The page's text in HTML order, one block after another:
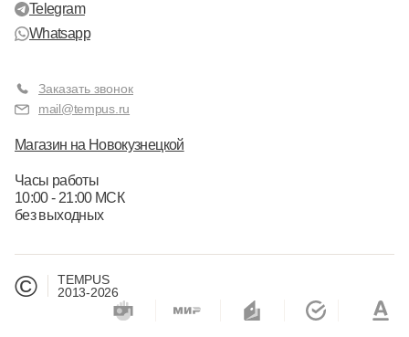
Telegram
Whatsapp
Заказать звонок
mail@tempus.ru
Магазин на Новокузнецкой
Часы работы
10:00 - 21:00 МСК
без выходных
©
TEMPUS
2013-2026